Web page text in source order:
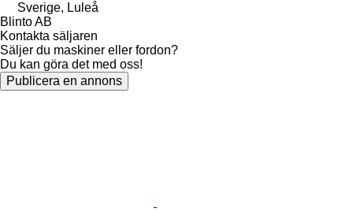
Sverige, Luleå
Blinto AB
Kontakta säljaren
Säljer du maskiner eller fordon?
Du kan göra det med oss!
Publicera en annons